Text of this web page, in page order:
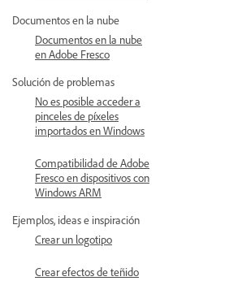
Documentos en la nube
Documentos en la nube
en Adobe Fresco
Solución de problemas
No es posible acceder a
pinceles de píxeles
importados en Windows
Compatibilidad de Adobe
Fresco en dispositivos con
Windows ARM
Ejemplos, ideas e inspiración
Crear un logotipo
Crear efectos de teñido